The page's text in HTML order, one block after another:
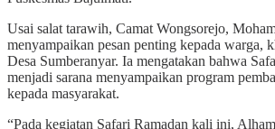
Usai salat tarawih, Camat Wongsorejo,
menyampaikan pesan penting kepada warga,
Desa Sumberanyar. Ia mengatakan bahwa
menjadi sarana menyampaikan program
kepada masyarakat.
“Pada kegiatan Safari Ramadan kali ini,